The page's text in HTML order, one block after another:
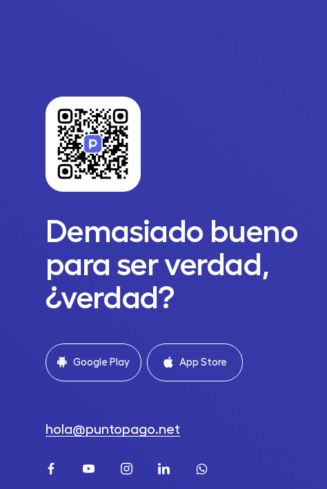
Demasiado bueno
para ser verdad,
¿verdad?
Google Play App Store
hola@puntopago.net